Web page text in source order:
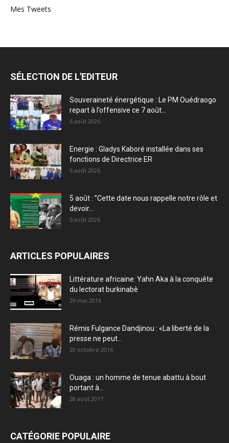
Mes Tweets
SÉLECTION DE L'EDITEUR
Souveraineté énergétique : Le PM Ouédraogo
repart à l’offensive ce 7 août...
6 août 2026
Energie : Gladys Kaboré installée dans ses
fonctions de Directrice ER
6 août 2026
5 août : ”Cette date nous rappelle notre rôle et
devoir...
5 août 2026
ARTICLES POPULAIRES
Littérature africaine: Yahn Aka à la conquête
du lectorat burkinabè
29 mai 2016
Rémis Fulgance Dandjinou : «La liberté de la
presse ne peut...
20 octobre 2016
Ouaga : un homme de tenue abattu à bout
portant à...
28 août 2017
CATÉGORIE POPULAIRE